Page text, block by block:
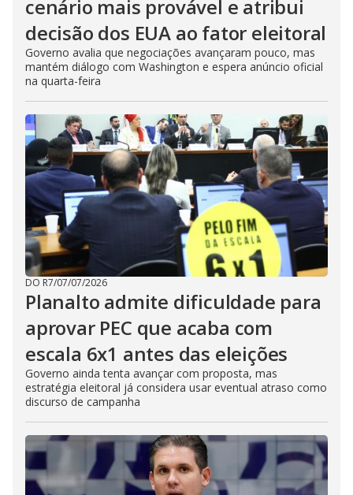
cenário mais provável e atribui
decisão dos EUA ao fator eleitoral
Governo avalia que negociações avançaram pouco, mas
mantém diálogo com Washington e espera anúncio oficial
na quarta-feira
DO R7/07/07/2026
Planalto admite dificuldade para
aprovar PEC que acaba com
escala 6x1 antes das eleições
Governo ainda tenta avançar com proposta, mas
estratégia eleitoral já considera usar eventual atraso como
discurso de campanha